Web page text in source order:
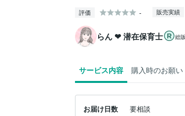
評価 - 販売実績
らん ❤ 潜在保育士 総
サービス内容 購入時のお願い
お届け日数
要相談